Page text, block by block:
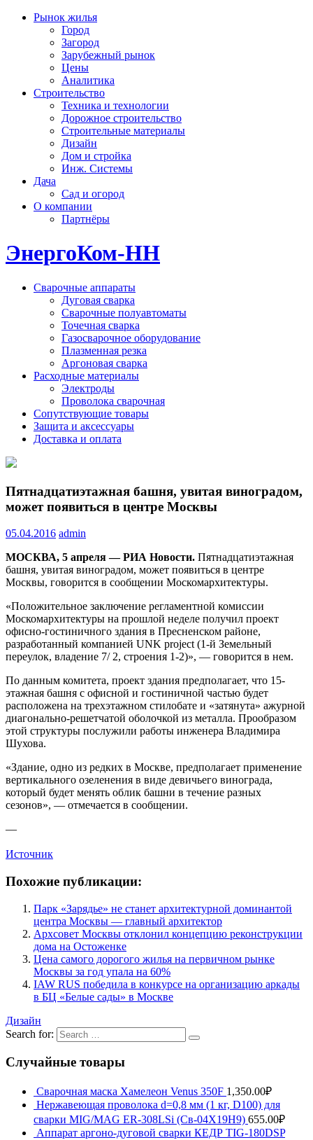
Рынок жилья
Город
Загород
Зарубежный рынок
Цены
Аналитика
Строительство
Техника и технологии
Дорожное строительство
Строительные материалы
Дизайн
Дом и стройка
Инж. Системы
Дача
Сад и огород
О компании
Партнёры
ЭнергоКом-НН
Сварочные аппараты
Дуговая сварка
Сварочные полуавтоматы
Точечная сварка
Газосварочное оборудование
Плазменная резка
Аргоновая сварка
Расходные материалы
Электроды
Проволока сварочная
Сопутствующие товары
Защита и аксессуары
Доставка и оплата
Пятнадцатиэтажная башня, увитая виноградом,
может появиться в центре Москвы
05.04.2016 admin
МОСКВА, 5 апреля — РИА Новости. Пятнадцатиэтажная
башня, увитая виноградом, может появиться в центре
Москвы, говорится в сообщении Москомархитектуры.
«Положительное заключение регламентной комиссии
Москомархитектуры на прошлой неделе получил проект
офисно-гостиничного здания в Пресненском районе,
разработанный компанией UNK project (1-й Земельный
переулок, владение 7/ 2, строения 1-2)», — говорится в нем.
По данным комитета, проект здания предполагает, что 15-
этажная башня с офисной и гостиничной частью будет
расположена на трехэтажном стилобате и «затянута» ажурной
диагонально-решетчатой оболочкой из металла. Прообразом
этой структуры послужили работы инженера Владимира
Шухова.
«Здание, одно из редких в Москве, предполагает применение
вертикального озеленения в виде девичьего винограда,
который будет менять облик башни в течение разных
сезонов», — отмечается в сообщении.
—
Источник
Похожие публикации:
Парк «Зарядье» не станет архитектурной доминантой
центра Москвы — главный архитектор
Архсовет Москвы отклонил концепцию реконструкции
дома на Остоженке
Цена самого дорогого жилья на первичном рынке
Москвы за год упала на 60%
IAW RUS победила в конкурсе на организацию аркады
в БЦ «Белые сады» в Москве
Дизайн
Search for:
Случайные товары
Сварочная маска Хамелеон Venus 350F 1,350.00₽
Нержавеющая проволока d=0,8 мм (1 кг, D100) для
сварки MIG/MAG ER-308LSi (Св-04Х19Н9) 655.00₽
Аппарат аргоно-дуговой сварки КЕДР TIG-180DSP